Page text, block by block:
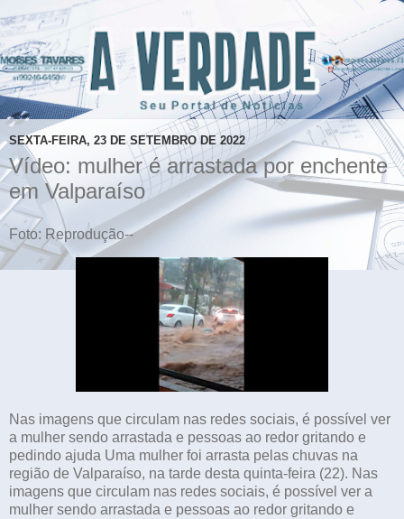
SEXTA-FEIRA, 23 DE SETEMBRO DE 2022
Vídeo: mulher é arrastada por enchente
em Valparaíso
Foto: Reprodução--
Nas imagens que circulam nas redes sociais, é possível ver
a mulher sendo arrastada e pessoas ao redor gritando e
pedindo ajuda Uma mulher foi arrasta pelas chuvas na
região de Valparaíso, na tarde desta quinta-feira (22). Nas
imagens que circulam nas redes sociais, é possível ver a
mulher sendo arrastada e pessoas ao redor gritando e